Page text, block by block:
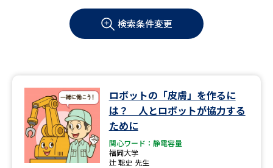
学部・学科パンフ
過去問題集
大学・短大以外の資料から請求
専門学校の資料請求
検索条件変更
ロボットの「皮膚」を作るに
は？ 人とロボットが協力する
ために
関心ワード：静電容量
福岡大学
辻 聡史 先生